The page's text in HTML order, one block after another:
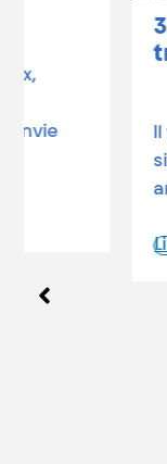
35 ans
traité
Il y a 35 ans,
signaient le
Lire la suite